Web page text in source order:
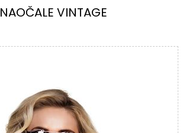
NAOČALE VINTAGE